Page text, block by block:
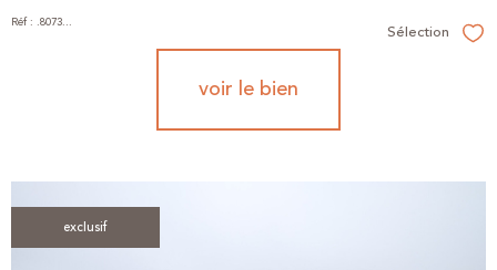
Réf : .8073... Sélection
voir le bien
exclusif